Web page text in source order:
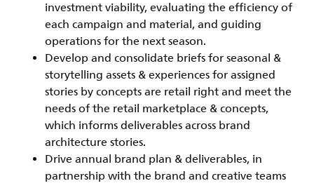
investment viability, evaluating the efficiency of
each campaign and material, and guiding
operations for the next season.
Develop and consolidate briefs for seasonal &
storytelling assets & experiences for assigned
stories by concepts are retail right and meet the
needs of the retail marketplace & concepts,
which informs deliverables across brand
architecture stories.
Drive annual brand plan & deliverables, in
partnership with the brand and creative teams